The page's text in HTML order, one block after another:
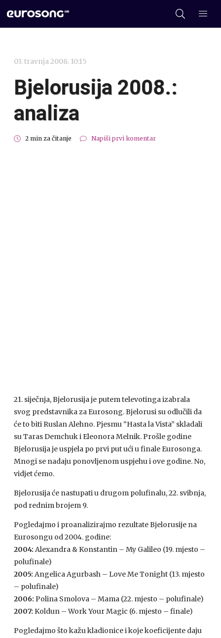
03. travnja 2008. 10:15
Bjelorusija 2008.:
analiza
2 min za čitanje Napiši prvi komentar
21. siječnja, Bjelorusija je putem televotinga izabrala
svog predstavnika za Eurosong. Bjelorusi su odlučili da
će to biti Ruslan Alehno. Pjesmu “Hasta la Vista” skladali
su Taras Demchuk i Eleonora Melnik. Prošle godine
Bjelorusija je uspjela po prvi put ući u finale Eurosonga.
Mnogi se nadaju ponovljenom uspjehu i ove godine. No,
vidjet ćemo.
Bjelorusija će nastupati u drugom polufinalu, 22. svibnja,
pod rednim brojem 9.
Pogledajmo i proanalizirajmo rezultate Bjelorusije na
Eurosongu od 2004. godine:
2004: Alexandra & Konstantin – My Galileo (19. mjesto –
polufinale)
2005: Angelica Agurbash – Love Me Tonight (13. mjesto
– polufinale)
2006: Polina Smolova – Mama (22. mjesto – polufinale)
2007: Koldun – Work Your Magic (6. mjesto – finale)
Pogledajmo što kažu kladionice i koje koeficijente daju